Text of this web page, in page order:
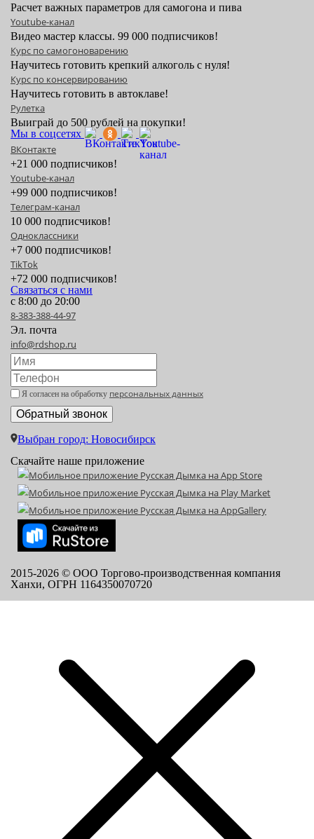
Расчет важных параметров для самогона и пива
Youtube-канал
Видео мастер классы. 99 000 подписчиков!
Курс по самогоноварению
Научитесь готовить крепкий алкоголь с нуля!
Курс по консервированию
Научитесь готовить в автоклаве!
Рулетка
Выиграй до 500 рублей на покупки!
Мы в соцсетях
ВКонтакте
+21 000 подписчиков!
Youtube-канал
+99 000 подписчиков!
Телеграм-канал
10 000 подписчиков!
Одноклассники
+7 000 подписчиков!
TikTok
+72 000 подписчиков!
Связаться с нами
с 8:00 до 20:00
8-383-388-44-97
Эл. почта
info@rdshop.ru
Я согласен на обработку персональных данных
Выбран город: Новосибирск
Скачайте наше приложение
2015-2026 © ООО Торгово-производственная компания
Ханхи, ОГРН 1164350070720